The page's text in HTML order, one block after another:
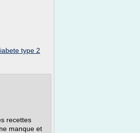
type 2
recettes
manque et